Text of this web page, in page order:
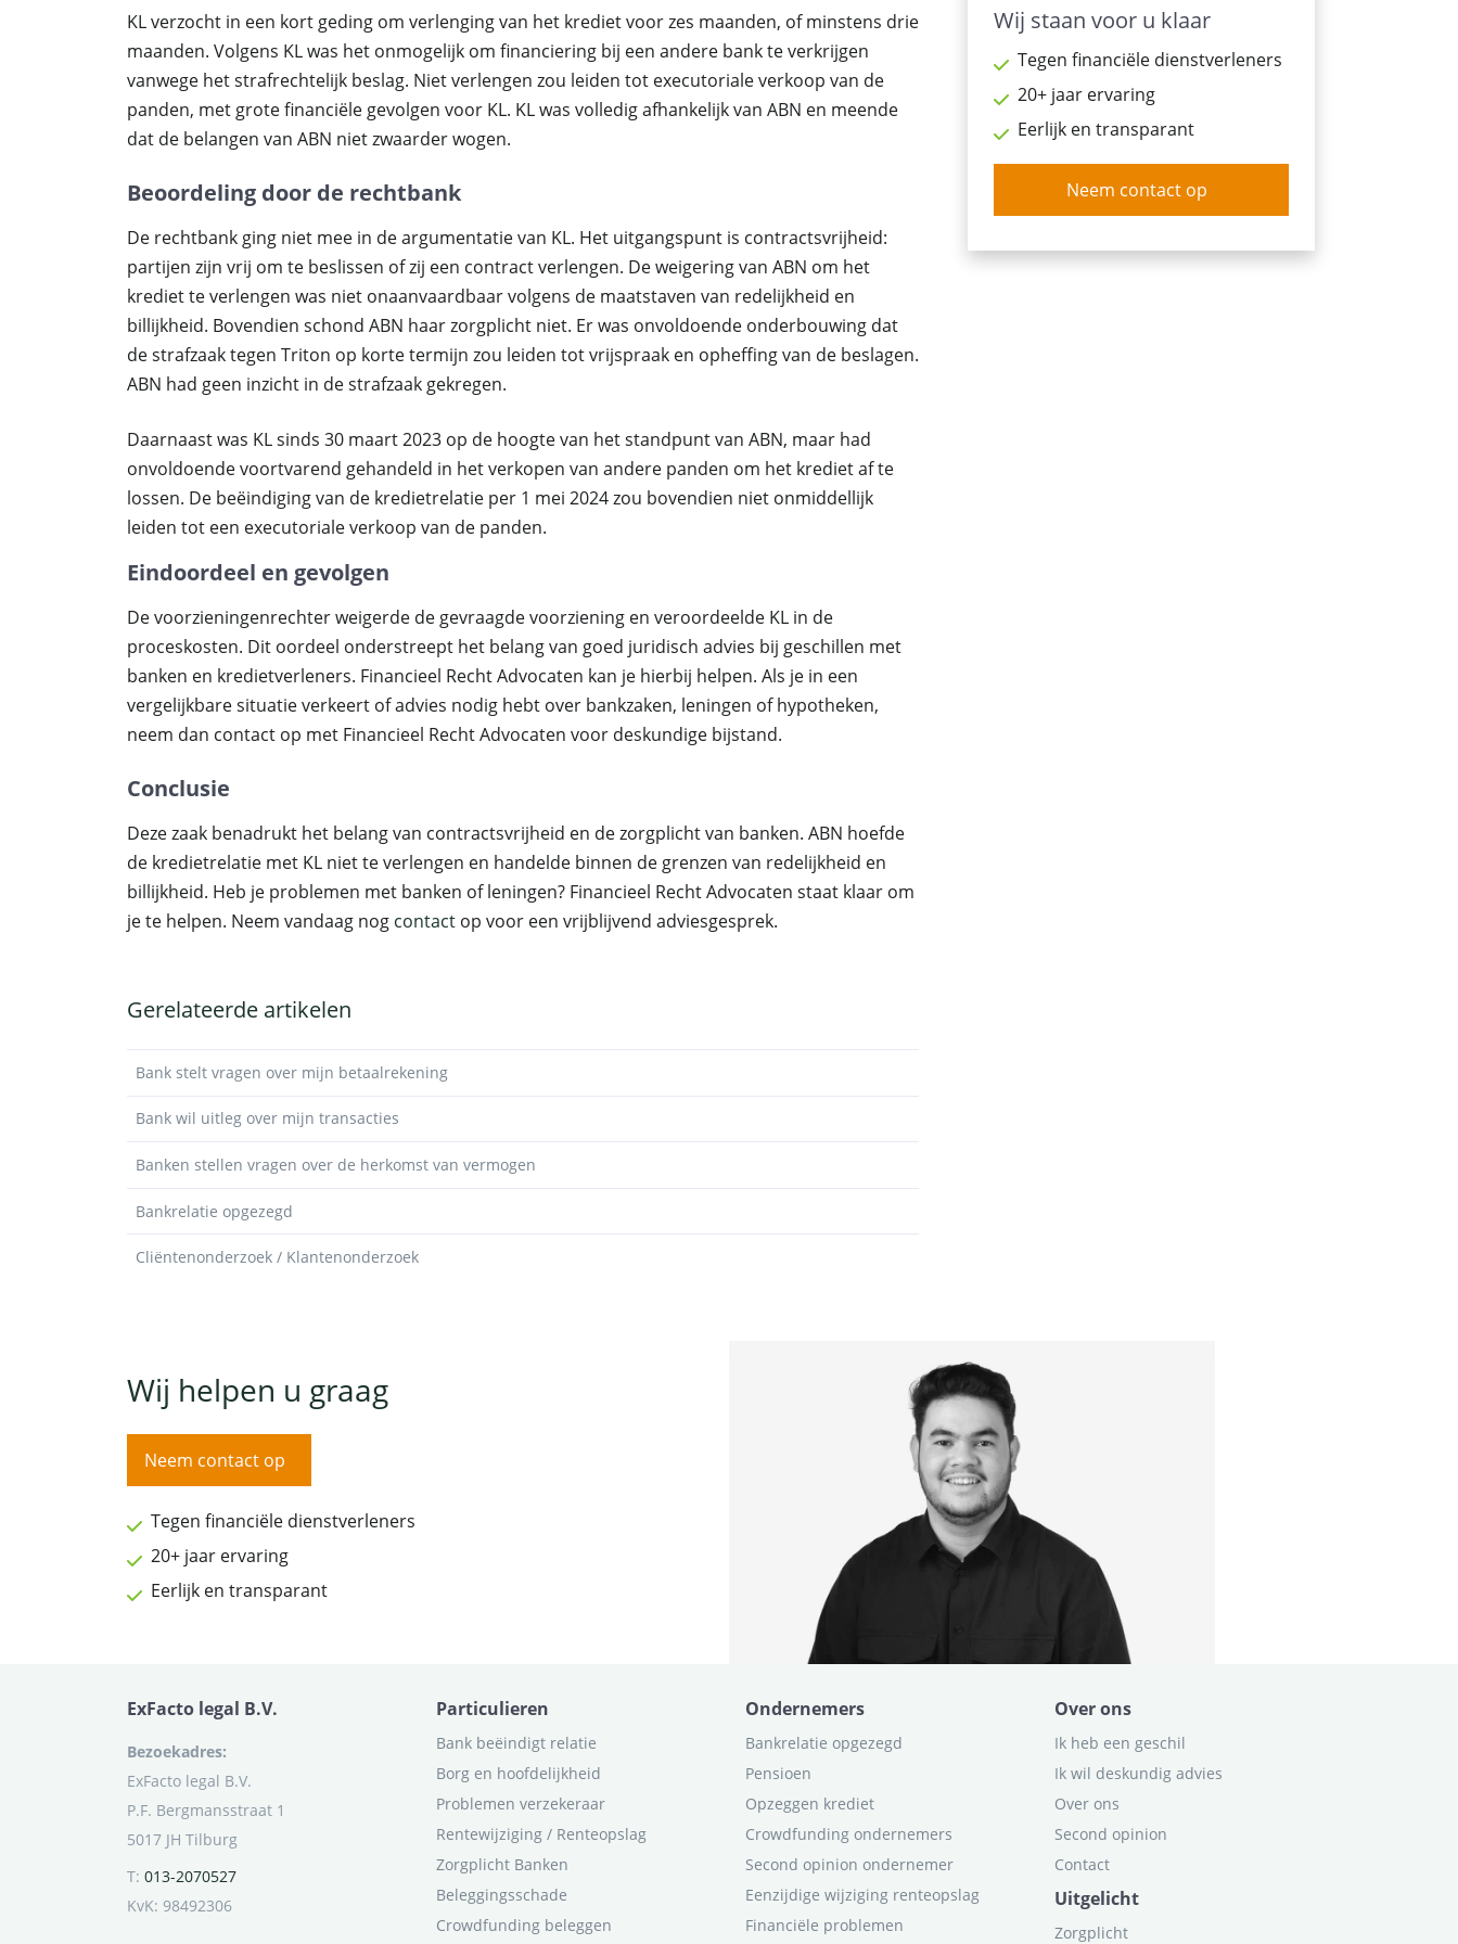
KL verzocht in een kort geding om verlenging van het krediet voor zes maanden, of minstens drie
maanden. Volgens KL was het onmogelijk om financiering bij een andere bank te verkrijgen
vanwege het strafrechtelijk beslag. Niet verlengen zou leiden tot executoriale verkoop van de
panden, met grote financiële gevolgen voor KL. KL was volledig afhankelijk van ABN en meende
dat de belangen van ABN niet zwaarder wogen.
Beoordeling door de rechtbank
De rechtbank ging niet mee in de argumentatie van KL. Het uitgangspunt is contractsvrijheid:
partijen zijn vrij om te beslissen of zij een contract verlengen. De weigering van ABN om het
krediet te verlengen was niet onaanvaardbaar volgens de maatstaven van redelijkheid en
billijkheid. Bovendien schond ABN haar zorgplicht niet. Er was onvoldoende onderbouwing dat
de strafzaak tegen Triton op korte termijn zou leiden tot vrijspraak en opheffing van de beslagen.
ABN had geen inzicht in de strafzaak gekregen.
Daarnaast was KL sinds 30 maart 2023 op de hoogte van het standpunt van ABN, maar had
onvoldoende voortvarend gehandeld in het verkopen van andere panden om het krediet af te
lossen. De beëindiging van de kredietrelatie per 1 mei 2024 zou bovendien niet onmiddellijk
leiden tot een executoriale verkoop van de panden.
Eindoordeel en gevolgen
De voorzieningenrechter weigerde de gevraagde voorziening en veroordeelde KL in de
proceskosten. Dit oordeel onderstreept het belang van goed juridisch advies bij geschillen met
banken en kredietverleners. Financieel Recht Advocaten kan je hierbij helpen. Als je in een
vergelijkbare situatie verkeert of advies nodig hebt over bankzaken, leningen of hypotheken,
neem dan contact op met Financieel Recht Advocaten voor deskundige bijstand.
Conclusie
Deze zaak benadrukt het belang van contractsvrijheid en de zorgplicht van banken. ABN hoefde
de kredietrelatie met KL niet te verlengen en handelde binnen de grenzen van redelijkheid en
billijkheid. Heb je problemen met banken of leningen? Financieel Recht Advocaten staat klaar om
je te helpen. Neem vandaag nog contact op voor een vrijblijvend adviesgesprek.
Gerelateerde artikelen
Bank stelt vragen over mijn betaalrekening
Bank wil uitleg over mijn transacties
Banken stellen vragen over de herkomst van vermogen
Bankrelatie opgezegd
Cliëntenonderzoek / Klantenonderzoek
Wij staan voor u klaar
Tegen financiële dienstverleners
20+ jaar ervaring
Eerlijk en transparant
Neem contact op
Wij helpen u graag
Neem contact op
Tegen financiële dienstverleners
20+ jaar ervaring
Eerlijk en transparant
ExFacto legal B.V.
Bezoekadres:
ExFacto legal B.V.
P.F. Bergmansstraat 1
5017 JH Tilburg
T: 013-2070527
KvK: 98492306
Particulieren
Bank beëindigt relatie
Borg en hoofdelijkheid
Problemen verzekeraar
Rentewijziging / Renteopslag
Zorgplicht Banken
Beleggingsschade
Crowdfunding beleggen
Ondernemers
Bankrelatie opgezegd
Pensioen
Opzeggen krediet
Crowdfunding ondernemers
Second opinion ondernemer
Eenzijdige wijziging renteopslag
Financiële problemen
Over ons
Ik heb een geschil
Ik wil deskundig advies
Over ons
Second opinion
Contact
Uitgelicht
Zorgplicht